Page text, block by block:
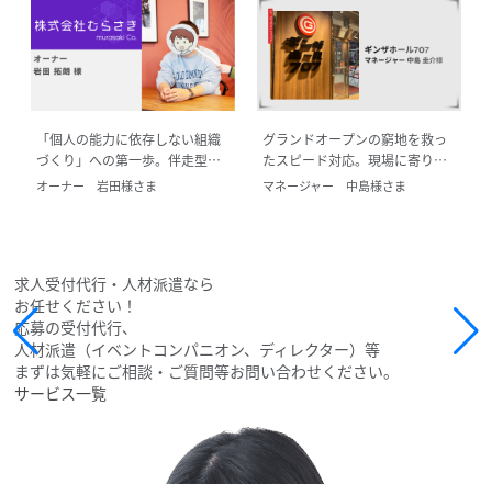
「個人の能力に依存しない組織
づくり」への第一歩。伴走型サ
ポートで描く会社の未来
オーナー 岩田様さま
グランドオープンの窮地を救っ
たスピード対応。現場に寄り添
うパートナーとしての信頼
マネージャー 中島様さま
求人受付代行・人材派遣なら
お任せください！
応募の受付代行、
人材派遣（イベントコンパニオン、ディレクター）等
まずは気軽にご相談・ご質問等お問い合わせください。
サービス一覧